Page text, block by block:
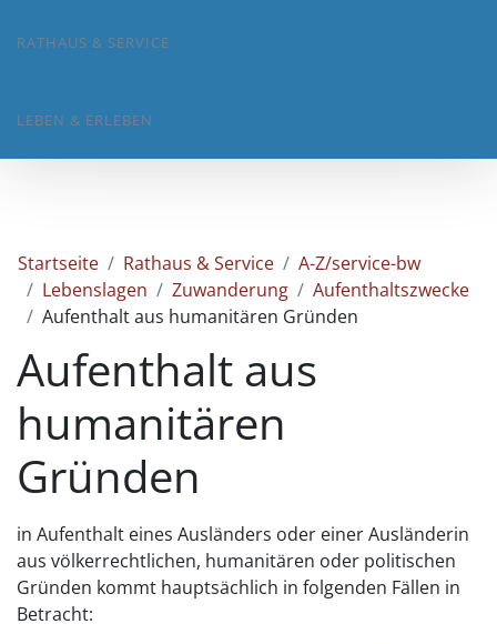
RATHAUS & SERVICE
LEBEN & ERLEBEN
Startseite Rathaus & Service
A-Z/service-bw
Lebenslagen
Zuwanderung
Aufenthaltszwecke
Aufenthalt aus humanitären Gründen
Aufenthalt aus
humanitären
Gründen
in Aufenthalt eines Ausländers oder einer Ausländerin
aus völkerrechtlichen, humanitären oder politischen
Gründen kommt hauptsächlich in folgenden Fällen in
Betracht: